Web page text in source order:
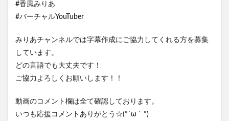
#香風みりあ
#バーチャルYouTuber
みりあチャンネルでは字幕作成にご協力してくれる方を募集
しています。
どの言語でも大丈夫です！
ご協力よろしくお願いします！！
動画のコメント欄は全て確認しております。
いつも応援コメントありがとう☆(*´ω｀*)